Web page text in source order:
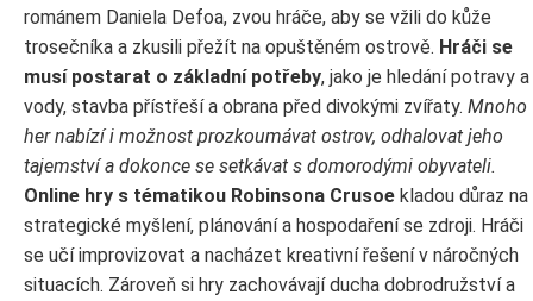
románem Daniela Defoa, zvou hráče, aby se vžili do kůže
trosečníka a zkusili přežít na opuštěném ostrově. Hráči se
musí postarat o základní potřeby, jako je hledání potravy a
vody, stavba přístřeší a obrana před divokými zvířaty. Mnoho
her nabízí i možnost prozkoumávat ostrov, odhalovat jeho
tajemství a dokonce se setkávat s domorodými obyvateli.
Online hry s tématikou Robinsona Crusoe kladou důraz na
strategické myšlení, plánování a hospodaření se zdroji. Hráči
se učí improvizovat a nacházet kreativní řešení v náročných
situacích. Zároveň si hry zachovávají ducha dobrodružství a